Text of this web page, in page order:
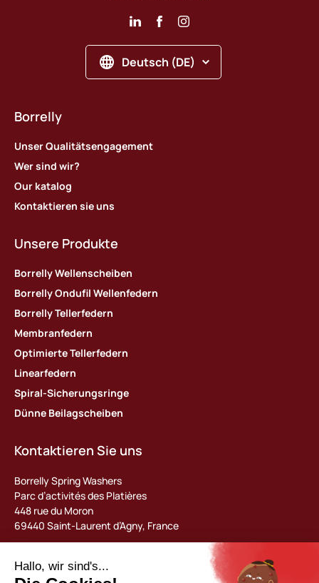
Deutsch (DE)
Borrelly
Unser Qualitätsengagement
Wer sind wir?
Our katalog
Kontaktieren sie uns
Unsere Produkte
Borrelly Wellenscheiben
Borrelly Ondufil Wellenfedern
Borrelly Tellerfedern
Membranfedern
Optimierte Tellerfedern
Linearfedern
Spiral-Sicherungsringe
Dünne Beilagscheiben
Kontaktieren Sie uns
Borrelly Spring Washers
Parc d’activités des Platières
448 rue du Moron
69440 Saint-Laurent d’Agny, France
contact@borrelly.com